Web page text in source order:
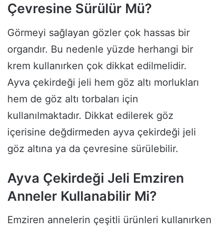
Çevresine Sürülür Mü?
Görmeyi sağlayan gözler çok hassas bir
organdır. Bu nedenle yüzde herhangi bir
krem kullanırken çok dikkat edilmelidir.
Ayva çekirdeği jeli hem göz altı morlukları
hem de göz altı torbaları için
kullanılmaktadır. Dikkat edilerek göz
içerisine değdirmeden ayva çekirdeği jeli
göz altına ya da çevresine sürülebilir.
Ayva Çekirdeği Jeli Emziren
Anneler Kullanabilir Mi?
Emziren annelerin çeşitli ürünleri kullanırken